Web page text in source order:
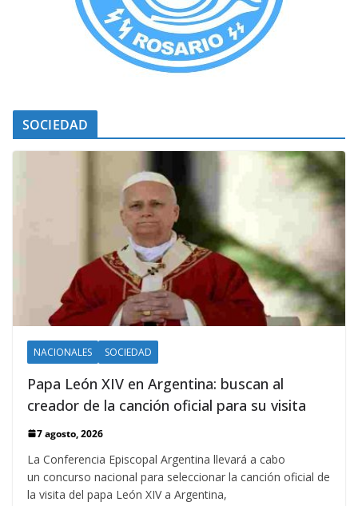
SOCIEDAD
NACIONALES SOCIEDAD
Papa León XIV en Argentina: buscan al
creador de la canción oficial para su visita
7 agosto, 2026
La Conferencia Episcopal Argentina llevará a cabo
un concurso nacional para seleccionar la canción oficial de
la visita del papa León XIV a Argentina,